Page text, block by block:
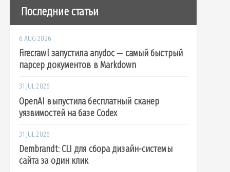
Последние статьи
6 AUG 2026
Firecrawl запустила anydoc — самый быстрый
парсер документов в Markdown
31 JUL 2026
OpenAI выпустила бесплатный сканер
уязвимостей на базе Codex
31 JUL 2026
Dembrandt: CLI для сбора дизайн-системы
сайта за один клик